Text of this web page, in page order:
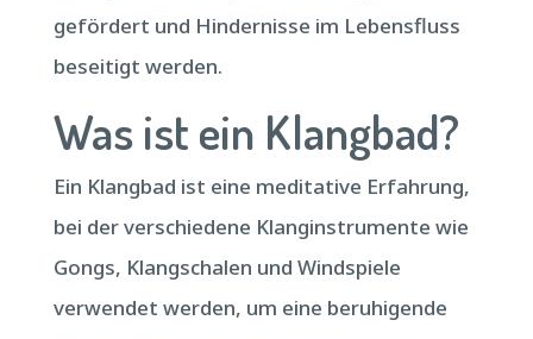
gefördert und Hindernisse im Lebensfluss
beseitigt werden.
Was ist ein Klangbad?
Ein Klangbad ist eine meditative Erfahrung,
bei der verschiedene Klanginstrumente wie
Gongs, Klangschalen und Windspiele
verwendet werden, um eine beruhigende